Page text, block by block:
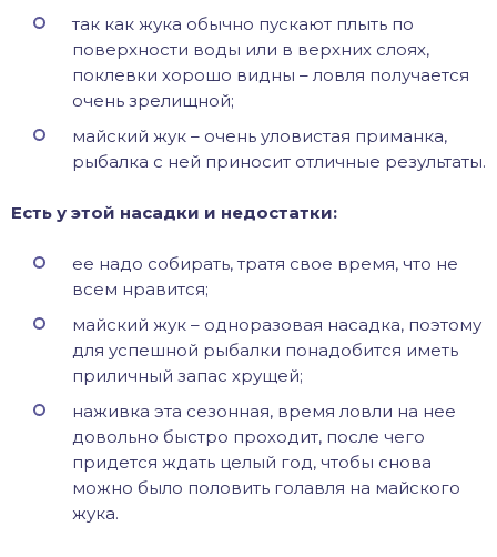
так как жука обычно пускают плыть по
поверхности воды или в верхних слоях,
поклевки хорошо видны – ловля получается
очень зрелищной;
майский жук – очень уловистая приманка,
рыбалка с ней приносит отличные результаты.
Есть у этой насадки и недостатки:
ее надо собирать, тратя свое время, что не
всем нравится;
майский жук – одноразовая насадка, поэтому
для успешной рыбалки понадобится иметь
приличный запас хрущей;
наживка эта сезонная, время ловли на нее
довольно быстро проходит, после чего
придется ждать целый год, чтобы снова
можно было половить голавля на майского
жука.